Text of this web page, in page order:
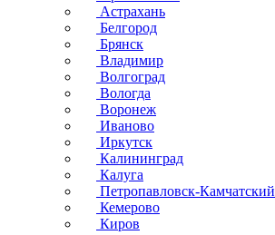
Астрахань
Белгород
Брянск
Владимир
Волгоград
Вологда
Воронеж
Иваново
Иркутск
Калининград
Калуга
Петропавловск-Камчатский
Кемерово
Киров